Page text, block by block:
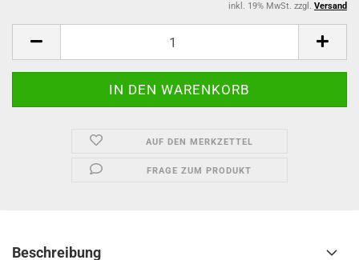
inkl. 19% MwSt. zzgl. Versand
AUF DEN MERKZETTEL
FRAGE ZUM PRODUKT
Beschreibung